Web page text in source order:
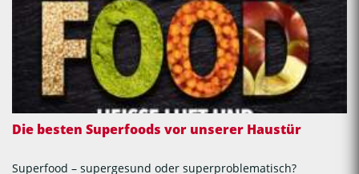
Die besten Superfoods vor unserer Haustür
Superfood – supergesund oder superproblematisch?